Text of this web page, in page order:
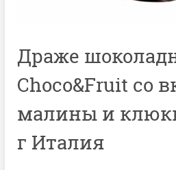
Драже
Choco&Fruit со
малины и
г Италия